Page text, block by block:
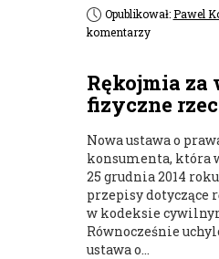
Opublikował:Pawel
komentarzy
Rękojmia za
fizyczne
Nowa ustawa o
konsumenta, która
25 grudnia 2014
przepisy dotyczące
w kodeksie
Równocześnie
ustawa o...